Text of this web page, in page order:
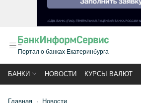
Портал о банках Екатеринбурга
БАНКИ НОВОСТИ КУРСЫ ВАЛЮТ
Главная Новости